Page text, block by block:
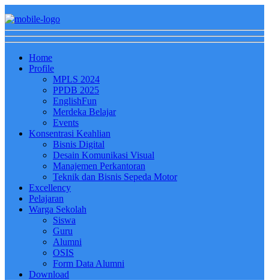
Home
Profile
MPLS 2024
PPDB 2025
EnglishFun
Merdeka Belajar
Events
Konsentrasi Keahlian
Bisnis Digital
Desain Komunikasi Visual
Manajemen Perkantoran
Teknik dan Bisnis Sepeda Motor
Excellency
Pelajaran
Warga Sekolah
Siswa
Guru
Alumni
OSIS
Form Data Alumni
Download